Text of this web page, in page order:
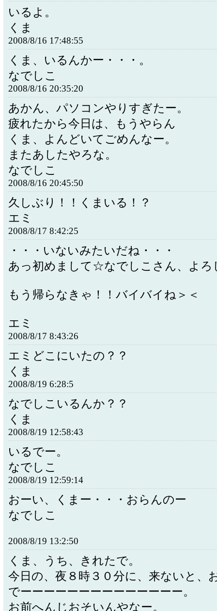
いるよ。
くま
2008/8/16 17:48:55
くま、いるんかー・・・。
なでしこ
2008/8/16 20:35:20
あかん、パソコンやりすぎたー。
疲れたから今日は、もうやらん
くま、よんどいてごめんなー。
またあしたやろな。
なでしこ
2008/8/16 20:45:50
久しぶり！！くまいる！？
エミ
2008/8/17 8:42:25
・・・いないみたいだね・・・
あっ初めまして☆なでしこさん、よろ
もう帰らなきゃ！！バイバイね＞＜
エミ
2008/8/17 8:43:26
エミどこにいたの？？
くま
2008/8/19 6:28:5
なでしこいるんか？？
くま
2008/8/19 12:58:43
いるでー。
なでしこ
2008/8/19 12:59:14
おーい、くまー・・・おらんのー
なでしこ
2008/8/19 13:2:50
くま、うち、きれたで。
今日の、夜８時３０分に、来ないと、
でーーーーーーーーーーーーーー。
お前へんじおそいんやなー。